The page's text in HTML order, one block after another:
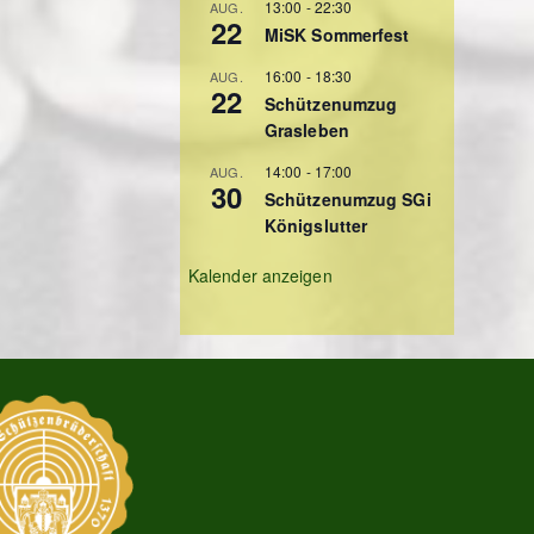
AUG.
22
13:00 -22:30
MiSK Sommerfest
AUG.
22
16:00 - 18:30
Schützenumzug
Grasleben
AUG.
30
14:00 - 17:00
Schützenumzug SGi
Königslutter
Kalender anzeigen